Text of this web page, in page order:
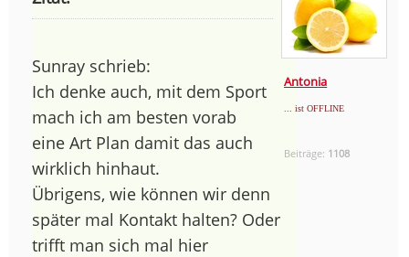
Antonia
... ist OFFLINE
Beiträge: 1108
Sunray schrieb:
Ich denke auch, mit dem Sport
mach ich am besten vorab
eine Art Plan damit das auch
wirklich hinhaut.
Übrigens, wie können wir denn
später mal Kontakt halten? Oder
trifft man sich mal hier